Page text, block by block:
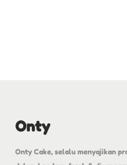
Onty
Onty Cake, selalu menyajikan